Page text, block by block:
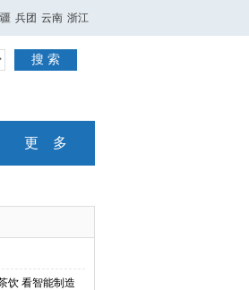
兵团 云南 浙江
搜 索
更 多
饮 看智能制造